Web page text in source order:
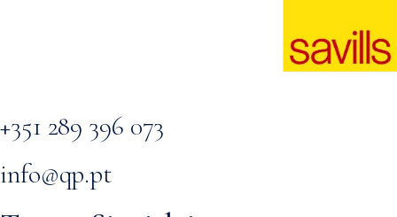
+351 289 396 073
info@qp.pt